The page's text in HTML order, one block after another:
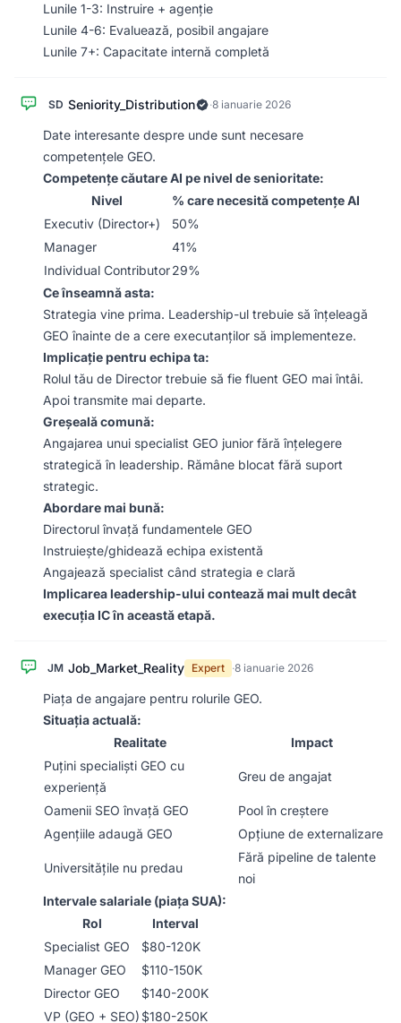
Lunile 1-3: Instruire + agenție
Lunile 4-6: Evaluează, posibil angajare
Lunile 7+: Capacitate internă completă
SD Seniority_Distribution ·8 ianuarie 2026
Date interesante despre unde sunt necesare
competențele GEO.
Competențe căutare AI pe nivel de senioritate:
Nivel
% care necesită competențe AI
Executiv (Director+)
50%
Manager
41%
Individual Contributor29%
Ce înseamnă asta:
Strategia vine prima. Leadership-ul trebuie să înțeleagă
GEO înainte de a cere executanților să implementeze.
Implicație pentru echipa ta:
Rolul tău de Director trebuie să fie fluent GEO mai întâi.
Apoi transmite mai departe.
Greșeală comună:
Angajarea unui specialist GEO junior fără înțelegere
strategică în leadership. Rămâne blocat fără suport
strategic.
Abordare mai bună:
Directorul învață fundamentele GEO
Instruiește/ghidează echipa existentă
Angajează specialist când strategia e clară
Implicarea leadership-ului contează mai mult decât
execuția IC în această etapă.
JM Job_Market_Reality Expert ·8 ianuarie 2026
Piața de angajare pentru rolurile GEO.
Situația actuală:
Realitate
Impact
Puțini specialiști GEO cu
experiență
Greu de angajat
Oamenii SEO învață GEO
Pool în creștere
Agențiile adaugă GEO
Opțiune de externalizare
Universitățile nu predau
Fără pipeline de talente
noi
Intervale salariale (piața SUA):
Rol
Interval
Specialist GEO
$80-120K
Manager GEO
$110-150K
Director GEO
$140-200K
VP (GEO + SEO) $180-250K